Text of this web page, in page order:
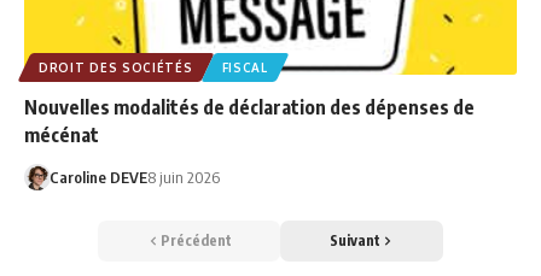
DROIT DES SOCIÉTÉS FISCAL
Nouvelles modalités de déclaration des dépenses de
mécénat
Caroline DEVE8 juin 2026
Précédent Suivant